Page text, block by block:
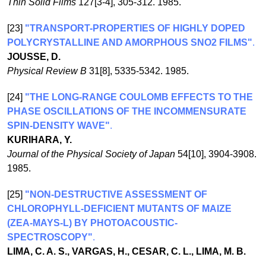
[23] "TRANSPORT-PROPERTIES OF HIGHLY DOPED
POLYCRYSTALLINE AND AMORPHOUS SNO2 FILMS".
JOUSSE, D.
Physical Review B 31[8], 5335-5342. 1985.
[24] "THE LONG-RANGE COULOMB EFFECTS TO THE
PHASE OSCILLATIONS OF THE INCOMMENSURATE
SPIN-DENSITY WAVE".
KURIHARA, Y.
Journal of the Physical Society of Japan 54[10], 3904-3908.
1985.
[25] "NON-DESTRUCTIVE ASSESSMENT OF
CHLOROPHYLL-DEFICIENT MUTANTS OF MAIZE
(ZEA-MAYS-L) BY PHOTOACOUSTIC-
SPECTROSCOPY".
LIMA, C. A. S., VARGAS, H., CESAR, C. L., LIMA, M. B.